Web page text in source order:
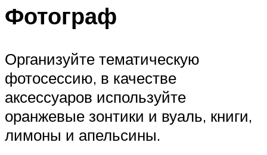
Фотограф
Организуйте тематическую
фотосессию, в качестве
аксессуаров используйте
оранжевые зонтики и вуаль, книги,
лимоны и апельсины.